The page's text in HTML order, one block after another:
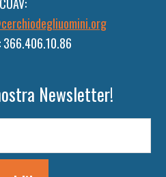
366.406.10.86
Newsletter!